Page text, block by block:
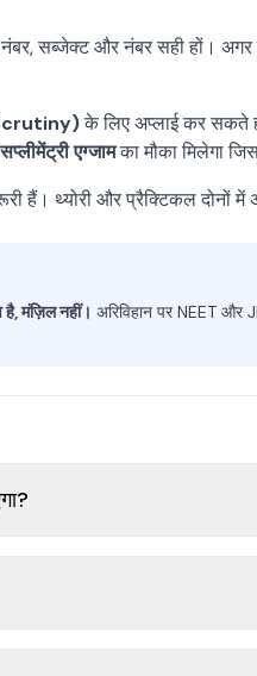
सब्जेक्ट और नंबर सही हों।
के लिए अप्लाई कर सकते
सप्लीमेंट्री एग्जामका मौका मिलेगा
हैं। थ्योरी और प्रैक्टिकल दोनों
है, मंज़िल नहीं। अरिविहान पर NEET और